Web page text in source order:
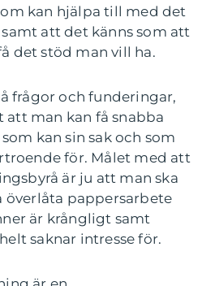
kan hjälpa till med det
att det känns som att
det stöd man vill ha.
frågor och funderingar,
att man kan få snabba
kan sin sak och som
för. Målet med att
är ju att man ska
överlåta pappersarbete
är krångligt samt
saknar intresse för.